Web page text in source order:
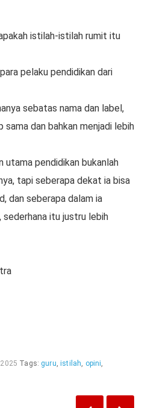
istilah-istilah rumit itu
pelaku pendidikan dari
sebatas nama dan label,
dan bahkan menjadi lebih
utama pendidikan bukanlah
tapi seberapa dekat ia bisa
dan seberapa dalam ia
sederhana itu justru lebih
Tags: guru,istilah, opini,